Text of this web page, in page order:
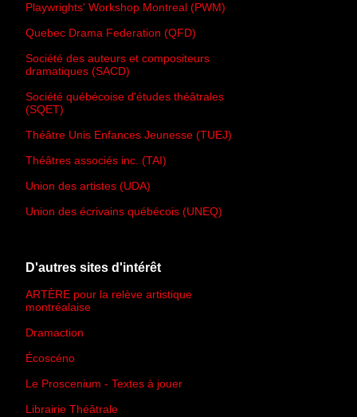
Playwrights' Workshop Montreal (PWM)
Quebec Drama Federation (QFD)
Société des auteurs et compositeurs
dramatiques (SACD)
Société québécoise d'études théâtrales
(SQET)
Théâtre Unis Enfances Jeunesse (TUEJ)
Théâtres associés inc. (TAI)
Union des artistes (UDA)
Union des écrivains québécois (UNEQ)
D'autres sites d'intérêt
ARTÈRE pour la relève artistique
montréalaise
Dramaction
Écoscéno
Le Proscenium - Textes à jouer
Librairie Théâtrale